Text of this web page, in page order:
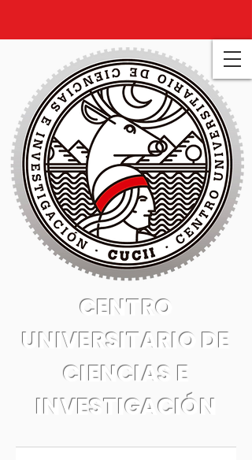
CENTRO
UNIVERSITARIO DE
CIENCIAS E
INVESTIGACIÓN